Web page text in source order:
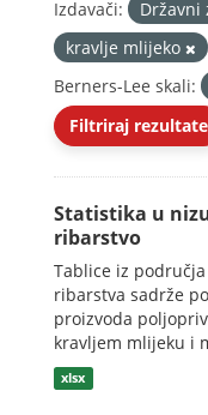
Izdavači: Državni
kravlje mlijeko
Berners-Lee skali:
Filtriraj rezultate
Statistika u
ribarstvo
Tablice iz
ribarstva sadrže
proizvoda
kravljem mlijeku i
xlsx